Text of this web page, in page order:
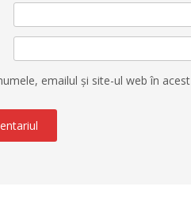
emailul și site-ul web în